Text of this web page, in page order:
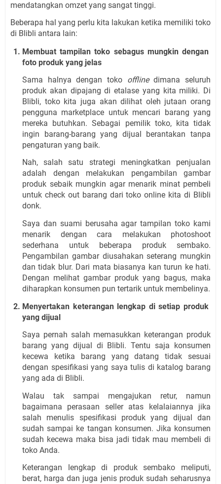
mendatangkan omzet yang sangat tinggi.
Beberapa hal yang perlu kita lakukan ketika memiliki toko
di Blibli antara lain:
Membuat tampilan toko sebagus mungkin dengan
foto produk yang jelas
Sama halnya dengan toko offline dimana seluruh
produk akan dipajang di etalase yang kita miliki. Di
Blibli, toko kita juga akan dilihat oleh jutaan orang
pengguna marketplace untuk mencari barang yang
mereka butuhkan. Sebagai pemilik toko, kita tidak
ingin barang-barang yang dijual berantakan tanpa
pengaturan yang baik.
Nah, salah satu strategi meningkatkan penjualan
adalah dengan melakukan pengambilan gambar
produk sebaik mungkin agar menarik minat pembeli
untuk check out barang dari toko online kita di Blibli
donk.
Saya dan suami berusaha agar tampilan toko kami
menarik dengan cara melakukan photoshoot
sederhana untuk beberapa produk sembako.
Pengambilan gambar diusahakan seterang mungkin
dan tidak blur. Dari mata biasanya kan turun ke hati.
Dengan melihat gambar produk yang bagus, maka
diharapkan konsumen pun tertarik untuk membelinya.
Menyertakan keterangan lengkap di setiap produk
yang dijual
Saya pernah salah memasukkan keterangan produk
barang yang dijual di Blibli. Tentu saja konsumen
kecewa ketika barang yang datang tidak sesuai
dengan spesifikasi yang saya tulis di katalog barang
yang ada di Blibli.
Walau tak sampai mengajukan retur, namun
bagaimana perasaan seller atas kelalaiannya jika
salah menulis spesifikasi produk yang dijual dan
sudah sampai ke tangan konsumen. Jika konsumen
sudah kecewa maka bisa jadi tidak mau membeli di
toko Anda.
Keterangan lengkap di produk sembako meliputi,
berat, harga dan juga jenis produk sudah seharusnya